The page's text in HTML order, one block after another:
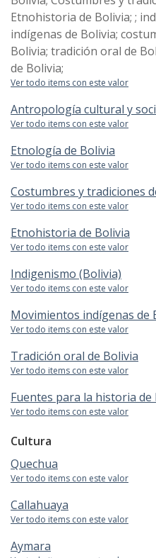
Etnohistoria de Bolivia; ;
indígenas de Bolivia;
Bolivia; tradición oral de
de Bolivia;
Ver todo items con este valor
Antropología cultural y
Ver todo items con este valor
Etnología de Bolivia
Ver todo items con este valor
Costumbres y tradiciones
Ver todo items con este valor
Etnohistoria de Bolivia
Ver todo items con este valor
Indigenismo (Bolivia)
Ver todo items con este valor
Movimientos indígenas de
Ver todo items con este valor
Tradición oral de Bolivia
Ver todo items con este valor
Fuentes para la historia de
Ver todo items con este valor
Cultura
Quechua
Ver todo items con este valor
Callahuaya
Ver todo items con este valor
Aymara